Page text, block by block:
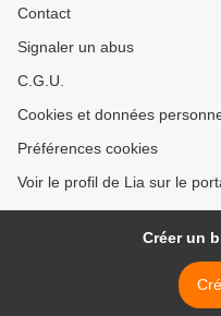
Contact
Signaler un abus
C.G.U.
Cookies et données
Préférences cookies
Voir le profil de Lia sur le
Créer un